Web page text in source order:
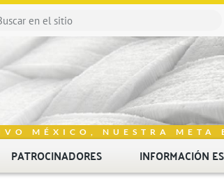
MÉXICO, NUESTRA META
PATROCINADORES INFORMACIÓN